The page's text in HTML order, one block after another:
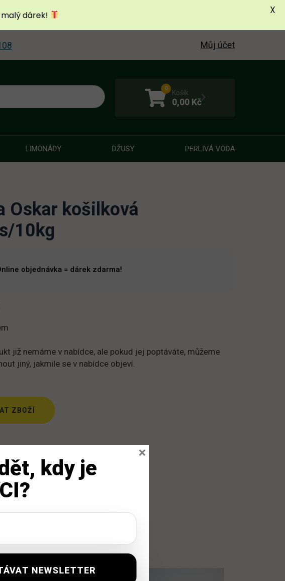
Můj účet
0 Košík
0,00 Kč
LIMONÁDY DŽUSY PERLIVÁ VODA
Oskar košilková
10kg
objednávka = dárek zdarma!
již nemáme v nabídce, ale pokud jej poptáváte, můžeme
jiný, jakmile se v nabídce objeví.
ZBOŽÍ
dárek! X
kdy je
×